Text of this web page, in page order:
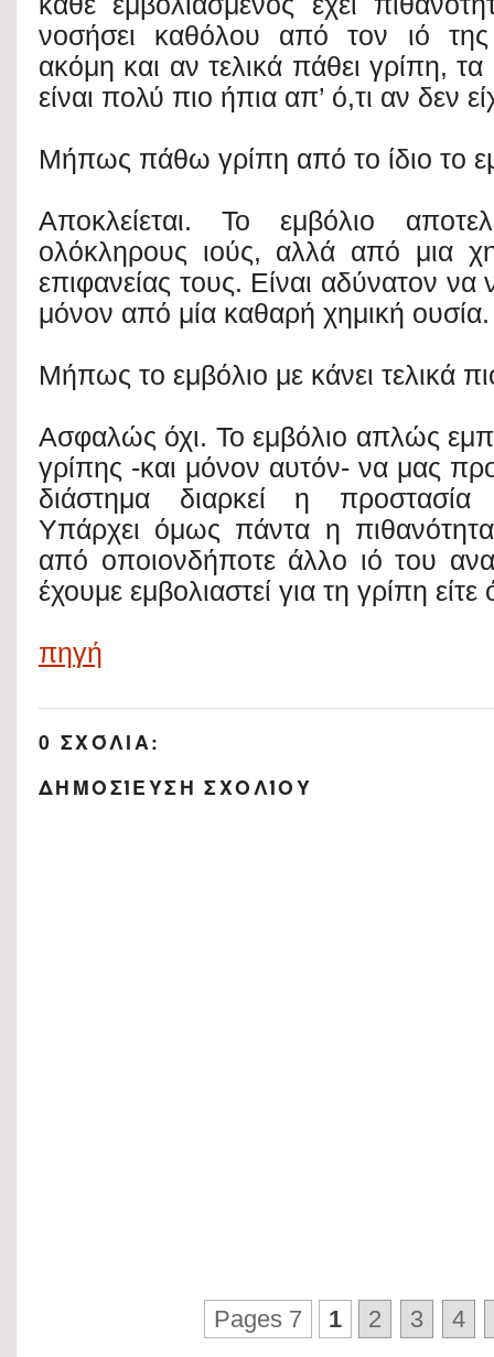
νοσήσει καθόλου από τον ιό
ακόμη και αν τελικά πάθει γρίπη,
είναι πολύ πιο ήπια απ’ ό,τι αν δεν
Μήπως πάθω γρίπη από το ίδιο το
Αποκλείεται. Το εμβόλιο
ολόκληρους ιούς, αλλά από μια
επιφανείας τους. Είναι αδύνατον να
μόνον από μία καθαρή χημική ουσία.
Μήπως το εμβόλιο με κάνει τελικά
Ασφαλώς όχι. Το εμβόλιο απλώς
γρίπης -και μόνον αυτόν- να μας
διάστημα διαρκεί η προστασία
Υπάρχει όμως πάντα η
από οποιονδήποτε άλλο ιό του
έχουμε εμβολιαστεί για τη γρίπη είτε
πηγή
0 ΣΧΌΛΙΑ:
ΔΗΜΟΣΊΕΥΣΗ ΣΧΟΛΊΟΥ
Pages 7 1 2 3 4